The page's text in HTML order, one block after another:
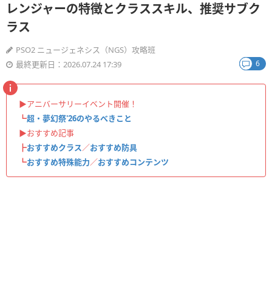
レンジャーの特徴とクラススキル、推奨サブク
ラス
PSO2 ニュージェネシス（NGS）攻略班
最終更新日：2026.07.24 17:39
6
▶︎アニバーサリーイベント開催！
┗超・夢幻祭'26のやるべきこと
▶︎おすすめ記事
┣おすすめクラス／おすすめ防具
┗おすすめ特殊能力／おすすめコンテンツ